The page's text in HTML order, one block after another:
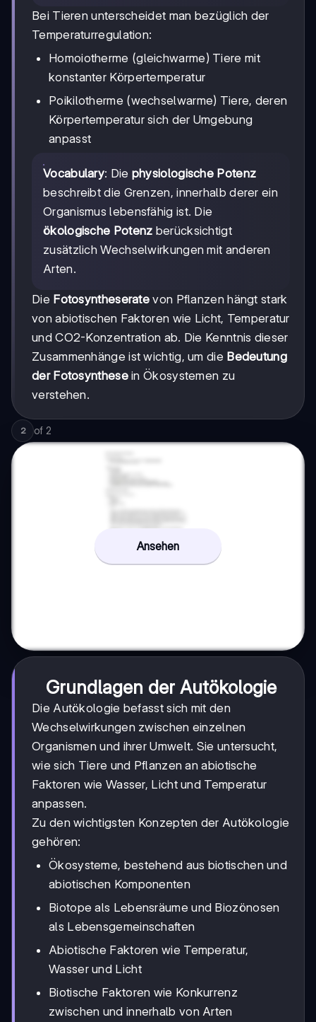
Bei Tieren unterscheidet man bezüglich der
Temperaturregulation:
Homoiotherme (gleichwarme) Tiere mit
konstanter Körpertemperatur
Poikilotherme (wechselwarme) Tiere, deren
Körpertemperatur sich der Umgebung
anpasst
Vocabulary: Die physiologische Potenz
beschreibt die Grenzen, innerhalb derer ein
Organismus lebensfähig ist. Die
ökologische Potenz berücksichtigt
zusätzlich Wechselwirkungen mit anderen
Arten.
Die Fotosyntheserate von Pflanzen hängt stark
von abiotischen Faktoren wie Licht, Temperatur
und CO2-Konzentration ab. Die Kenntnis dieser
Zusammenhänge ist wichtig, um die Bedeutung
der Fotosynthesein Ökosystemen zu
verstehen.
2 of 2
Ansehen
Grundlagen der Autökologie
Die Autökologie befasst sich mit den
Wechselwirkungen zwischen einzelnen
Organismen und ihrer Umwelt. Sie untersucht,
wie sich Tiere und Pflanzen an abiotische
Faktoren wie Wasser, Licht und Temperatur
anpassen.
Zu den wichtigsten Konzepten der Autökologie
gehören:
Ökosysteme, bestehend aus biotischen und
abiotischen Komponenten
Biotope als Lebensräume und Biozönosen
als Lebensgemeinschaften
Abiotische Faktoren wie Temperatur,
Wasser und Licht
Biotische Faktoren wie Konkurrenz
zwischen und innerhalb von Arten